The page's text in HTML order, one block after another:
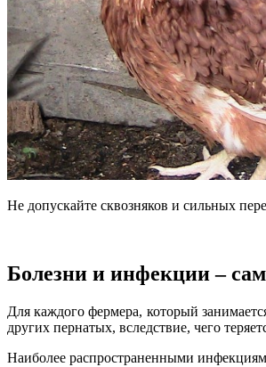
Не допускайте сквозняков и сильных
Болезни и инфекции –
Для каждого фермера, который
других пернатых, вследствие, чего
Наиболее распространенными